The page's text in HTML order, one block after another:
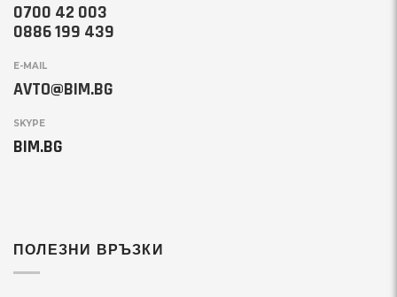
0700 42 003
0886 199 439
E-MAIL
AVTO@BIM.BG
SKYPE
BIM.BG
ПОЛЕЗНИ ВРЪЗКИ